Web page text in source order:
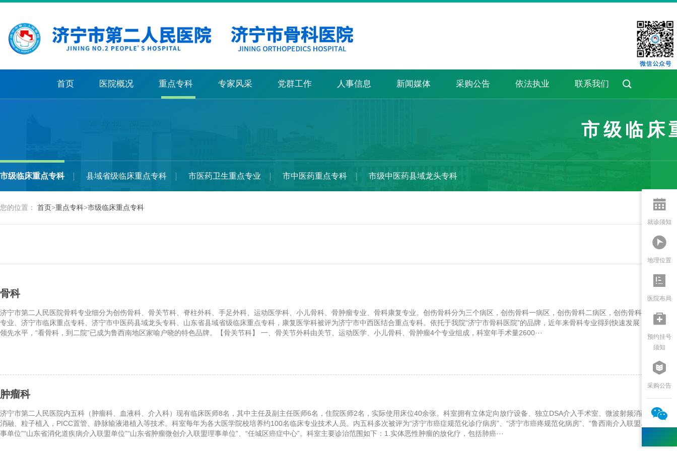
首页 医院概况 重点专科 专家风采 党群工作 人事信息 新闻媒体 采购公告 依法执业 联系我们 
市级临床
市级临床重点专科 县域省级临床重点专科 市医药卫生重点专业 市中医药重点专科 市级中医药县域龙头专科
您的位置： 首页>重点专科>市级临床重点专科
骨科
济宁市第二人民医院骨科专业细分为创伤骨科、骨关节科、脊柱外科、手足外科、运动医学科、小儿骨科、骨肿瘤专业、骨科康复专业。创伤骨科分为三个病区，创伤骨科一病区，创伤骨科二病区，创伤骨科三病区。
专业、济宁市临床重点专科、济宁市中医药县域龙头专科、山东省县域省级临床重点专科，康复医学科被评为济宁市中西医结合重点专科。依托于我院“济宁市骨科医院”的品牌，近年来骨科专业得到快速发展，骨科诊
领先水平，“看骨科，到二院”已成为鲁西南地区家喻户晓的特色品牌。【骨关节科】 一、骨关节外科由关节、运动医学、小儿骨科、骨肿瘤4个专业组成，科室年手术量2600···
肿瘤科
济宁市第二人民医院内五科（肿瘤科、血液科、介入科）现有临床医师8名，其中主任及副主任医师6名，住院医师2名，实际使用床位40余张。科室拥有立体定向放疗设备、独立DSA介入手术室、微波射频消融仪，能
消融、粒子植入，PICC置管、静脉输液港植入等技术。科室每年为各大医学院校培养约100名临床专业技术人员。内五科多次被评为“济宁市癌症规范化诊疗病房”、“济宁市癌疼规范化病房”、“鲁西南介入联盟单位”、“
事单位”“山东省消化道疾病介入联盟单位”“山东省肿瘤微创介入联盟理事单位”、“任城区癌症中心”。科室主要诊治范围如下：1.实体恶性肿瘤的放化疗，包括肺癌···

就诊须知

地理位置

医院布局

预约挂号
须知

采购公告
